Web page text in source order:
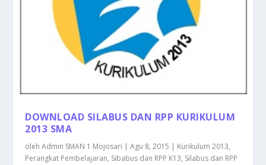
DOWNLOAD SILABUS DAN RPP KURIKULUM
2013 SMA
olehAdmin SMAN 1 Mojosari |Agu 8, 2015 | Kurikulum 2013,
Perangkat Pembelajaran, Sibabus dan RPP K13, Silabus dan RPP